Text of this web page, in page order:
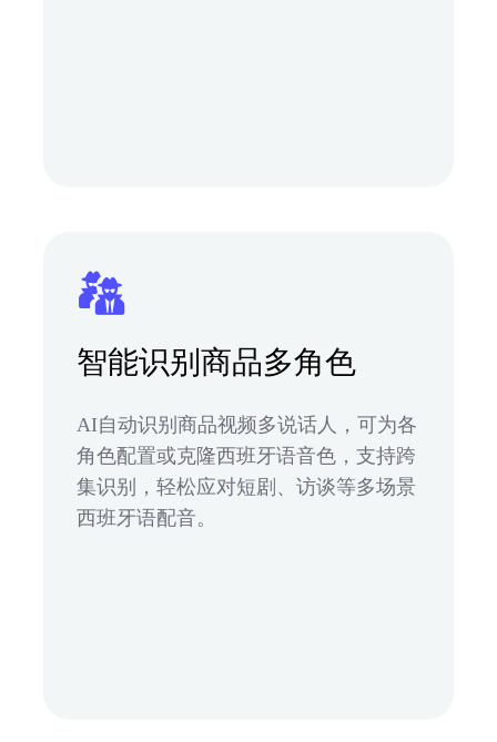
智能识别商品多角色
AI自动识别商品视频多说话人，可为各
角色配置或克隆西班牙语音色，支持跨
集识别，轻松应对短剧、访谈等多场景
西班牙语配音。